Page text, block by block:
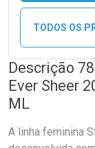
TODOS OS
Descrição
Ever Sheer
ML
A linha feminina